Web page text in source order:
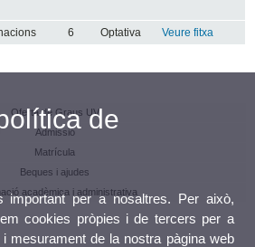
6 Optativa Veure fitxa
Oferta de Graus UV
Admissió
Matrícula
Beques i ajudes
acadèmica i administrativa
de
important per a nosaltres. Per això,
cookies pròpies i de tercers per a
mesurament de la nostra pàgina web